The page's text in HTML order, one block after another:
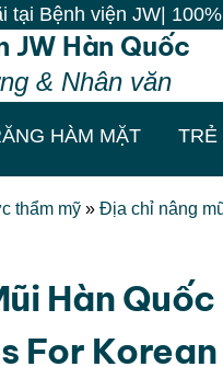
viện JW| 100%
JW Hàn Quốc
& Nhân văn
HÀM MẶT TRẺ
thẩm mỹ » Địa chỉ nâng
Hàn
For